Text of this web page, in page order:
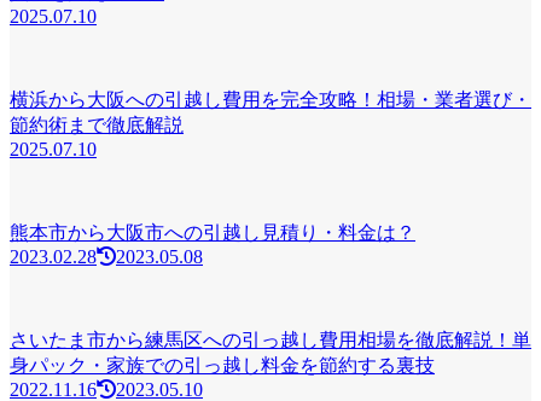
2025.07.10
横浜から大阪への引越し費用を完全攻略！相場・業者選び・
節約術まで徹底解説
2025.07.10
熊本市から大阪市への引越し見積り・料金は？
2023.02.28
2023.05.08
さいたま市から練馬区への引っ越し費用相場を徹底解説！単
身パック・家族での引っ越し料金を節約する裏技
2022.11.16
2023.05.10